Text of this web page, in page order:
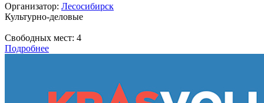
Организатор: Лесосибирск
Культурно-деловые
Свободных мест: 4
Подробнее